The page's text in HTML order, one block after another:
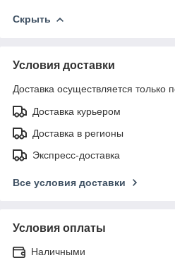
Скрыть
Условия доставки
Доставка осуществляется только
Доставка курьером
Доставка в регионы
Экспресс-доставка
Все условия доставки
Условия оплаты
Наличными